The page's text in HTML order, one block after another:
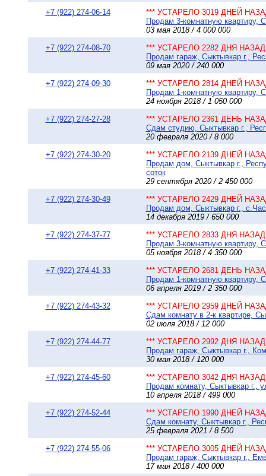
+7 (922) 274-06-14
*** УСТАРЕЛО 3019 ДНЕЙ
Продам 3-комнатную квартиру,
03 мая 2018 / 4 000 000
+7 (922) 274-08-70
*** УСТАРЕЛО 2282 ДНЯ НАЗАД
Продам гараж, Сыктывкар г.,
09 мая 2020 / 240 000
+7 (922) 274-09-30
*** УСТАРЕЛО 2814 ДНЕЙ
Продам 1-комнатную квартиру,
24 ноября 2018 / 1 050 000
+7 (922) 274-27-28
*** УСТАРЕЛО 2361 ДЕНЬ
Сдам студию, Сыктывкар г.,
20 февраля 2020 / 8 000
+7 (922) 274-30-20
*** УСТАРЕЛО 2139 ДНЕЙ
Продам дом, Сыктывкар г.,
соток
29 сентября 2020 / 2 450 000
+7 (922) 274-30-49
*** УСТАРЕЛО 2429 ДНЕЙ
Продам дом, Сыктывкар г.,
14 декабря 2019 / 650 000
+7 (922) 274-37-77
*** УСТАРЕЛО 2833 ДНЯ НАЗАД
Продам 3-комнатную квартиру,
05 ноября 2018 / 4 350 000
+7 (922) 274-41-33
*** УСТАРЕЛО 2681 ДЕНЬ
Продам 1-комнатную квартиру,
06 апреля 2019 / 2 350 000
+7 (922) 274-43-32
*** УСТАРЕЛО 2959 ДНЕЙ
Сдам комнату в 2-к квартире,
02 июля 2018 / 12 000
+7 (922) 274-44-77
*** УСТАРЕЛО 2992 ДНЯ НАЗАД
Продам гараж, Сыктывкар г.,
30 мая 2018 / 120 000
+7 (922) 274-45-60
*** УСТАРЕЛО 3042 ДНЯ НАЗАД
Продам комнату, Сыктывкар г.,
10 апреля 2018 / 499 000
+7 (922) 274-52-44
*** УСТАРЕЛО 1990 ДНЕЙ
Сдам комнату, Сыктывкар г.,
25 февраля 2021 / 8 500
+7 (922) 274-55-06
*** УСТАРЕЛО 3005 ДНЕЙ
Продам гараж, Сыктывкар г.,
17 мая 2018 / 400 000